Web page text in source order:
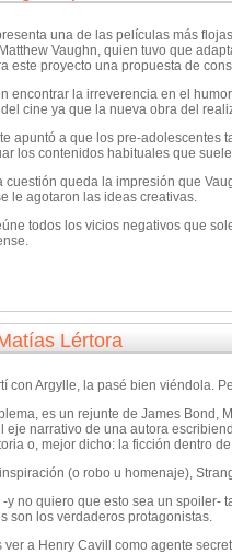
una de las películas más
Vaughn, quien tuvo que
este proyecto una propuesta de
encontrar la irreverencia en el
cine ya que la nueva obra del
apuntó a que los pre-adolescentes
los contenidos habituales que
cuestión queda la impresión que
le agotaron las ideas creativas.
todos los vicios negativos que
el reparto con numerosas
carioca de CGI.
y Sam Rockwell le ponen una
blockbuster de medio pelo que
cuenta con una participación
va a encontrar una mayor
la acción Vaughn presenta el peor
decentes aparecen cuando la
Lértora
con Argylle, la pasé bien viéndola.
es un rejunte de James Bond,
eje narrativo de una autora
o, mejor dicho: la ficción dentro
(o robo u homenaje),
-y no quiero que esto sea un spoiler-
son los verdaderos protagonistas.
ver a Henry Cavill como agente